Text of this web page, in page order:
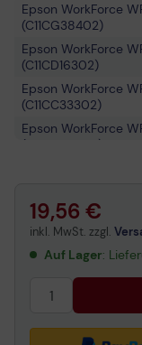
Epson WorkForce
(C11CG38402)
Epson WorkForce
(C11CD16302)
Epson WorkForce
(C11CC33302)
Epson WorkForce
(C11CC98307)
Epson WorkForce
Epson WorkForce
Epson WorkForce
Epson WorkForce
(C11CC98302)
Epson WorkForce
19,56 €
inkl. MwSt. zzgl.
Auf Lager: